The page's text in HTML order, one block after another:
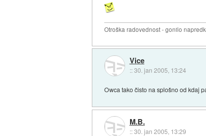
Otroška radovednost - gonilo
Vice
::30. jan 2005, 13:24
Owca tako čisto na splošno od kdaj
M.B.
::30. jan 2005, 13:29